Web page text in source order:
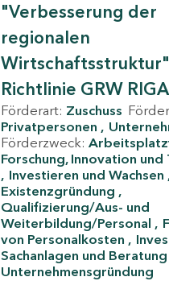
"Verbesserung der
regionalen
Richtlinie GRW RIGA
Förderart: Zuschuss
Privatpersonen
Förderzweck:
Forschung, Innovation und
Investieren und Wachsen
Existenzgründung
Qualifizierung/Aus- und
Weiterbildung/Personal
von Personalkosten
Sachanlagen und Beratung
Unternehmensgründung